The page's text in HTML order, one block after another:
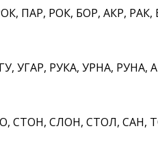
ПАР, РОК, БОР, АКР, РАК,
УГАР, РУКА, УРНА, РУНА,
СТОН, СЛОН, СТОЛ, САН,